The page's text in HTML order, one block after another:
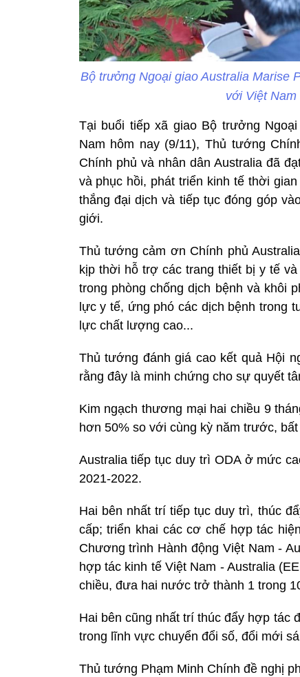
Bộ trưởng Ngoại giao Australia Marise
với Việt
Tại buổi tiếp xã giao Bộ trưởng
Nam hôm nay (9/11), Thủ tướng
Chính phủ và nhân dân Australia đã
và phục hồi, phát triển kinh tế thời
thắng đại dịch và tiếp tục đóng góp
giới.
Thủ tướng cảm ơn Chính phủ
kịp thời hỗ trợ các trang thiết bị y tế
trong phòng chống dịch bệnh và khôi
lực y tế, ứng phó các dịch bệnh trong
lực chất lượng cao...
Thủ tướng đánh giá cao kết quả Hội
rằng đây là minh chứng cho sự quyết
Kim ngạch thương mại hai chiều 9
hơn 50% so với cùng kỳ năm trước,
Australia tiếp tục duy trì ODA ở mức
2021-2022.
Hai bên nhất trí tiếp tục duy trì, thúc
cấp; triển khai các cơ chế hợp tác
Chương trình Hành động Việt Nam -
hợp tác kinh tế Việt Nam - Australia
chiều, đưa hai nước trở thành 1 trong
Hai bên cũng nhất trí thúc đẩy hợp tác
trong lĩnh vực chuyển đổi số, đổi mới
Thủ tướng Phạm Minh Chính đề nghị